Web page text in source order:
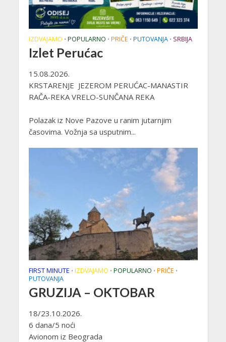
IZDVAJAMO • POPULARNO • PRIČE • PUTOVANJA • SRBIJA
Izlet Perućac
15.08.2026.
KRSTARENJE JEZEROM PERUĆAC-MANASTIR
RAČA-REKA VRELO-SUNČANA REKA
Polazak iz Nove Pazove u ranim jutarnjim
časovima. Vožnja sa usputnim...
FIRST MINUTE • IZDVAJAMO • POPULARNO • PRIČE •
PUTOVANJA
GRUZIJA – OKTOBAR
18/23.10.2026.
6 dana/5 noći
Avionom iz Beograda